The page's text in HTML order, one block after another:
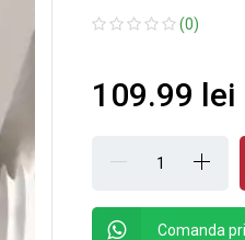
(0)
109.99 lei
Comanda